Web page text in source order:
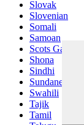
Slovak
Slovenian
Somali
Samoan
Scots Gaelic
Shona
Sindhi
Sundanese
Swahili
Tajik
Tamil